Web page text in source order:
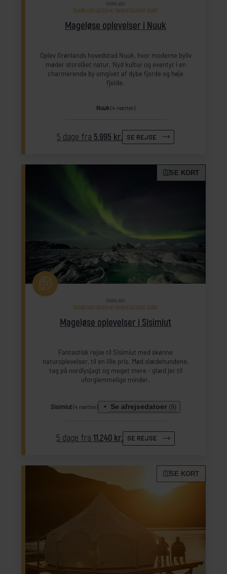
Mageløse oplevelser i Nuuk
GRØNLAND
TILKØB UDFLUGTER M/ DANSKTALENDE GUIDE
Oplev Grønlands hovedstad Nuuk, hvor moderne byliv
møder storslået natur. Nyd kultur og eventyr i en
charmerende by omgivet af dybe fjorde og høje
fjelde.
Nuuk (4 nætter)
5 dage fra 5.995 kr. SE REJSE
SE KORT
Mageløse oplevelser i Sisimiut
GRØNLAND
TILKØB UDFLUGTER M/ DANSKTALENDE GUIDE
Fantastisk rejse til Sisimiut med skønne
naturoplevelser, til en lille pris. Mød slædehundene,
tag på nordlysjagt og meget mere - glæd jer til
uforglemmelige minder.
Sisimiut(4 nætter) Se afrejsedatoer (9)
5 dage fra11.240 kr. SE REJSE
SE KORT